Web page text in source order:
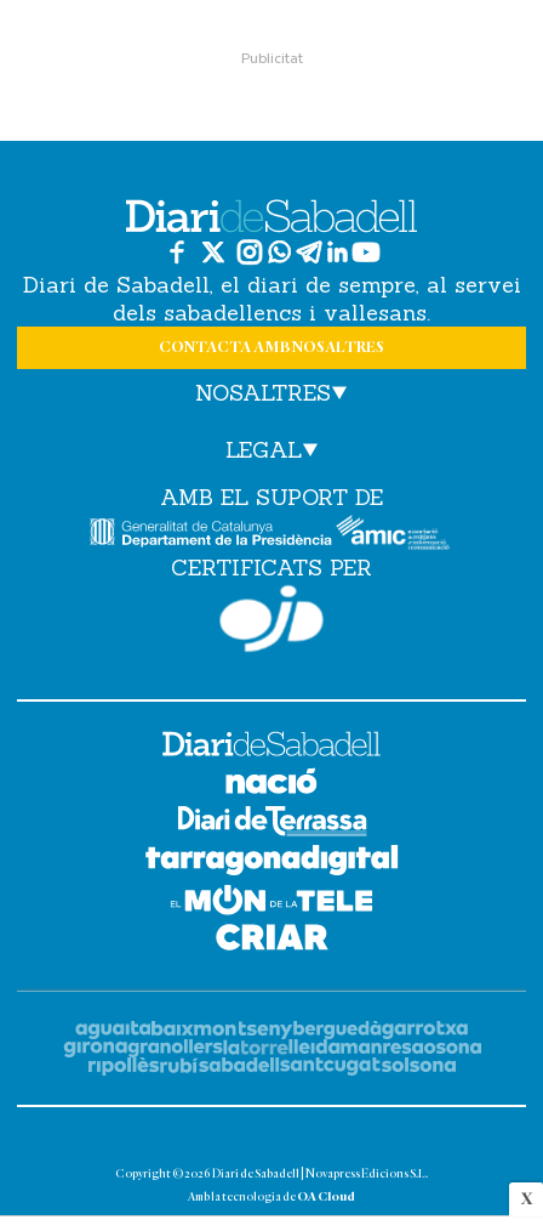
X
Diari de Sabadell, el diari de sempre, al servei
dels sabadellencs i vallesans.
CONTACTA AMB NOSALTRES
NOSALTRES
LEGAL
AMB EL SUPORT DE
CERTIFICATS PER
Copyright © 2026 Diari de Sabadell | Novapress Edicions S.L.
Amb la tecnologia de OA Cloud